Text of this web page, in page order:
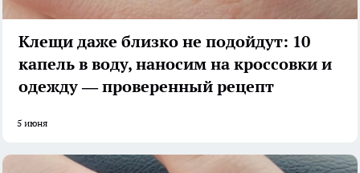
Клещи даже близко не подойдут: 10
капель в воду, наносим на кроссовки и
одежду — проверенный рецепт
5 июня